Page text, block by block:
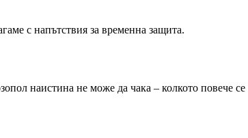
с напътствия за временна защита.
наистина не може да чака – колкото повече се